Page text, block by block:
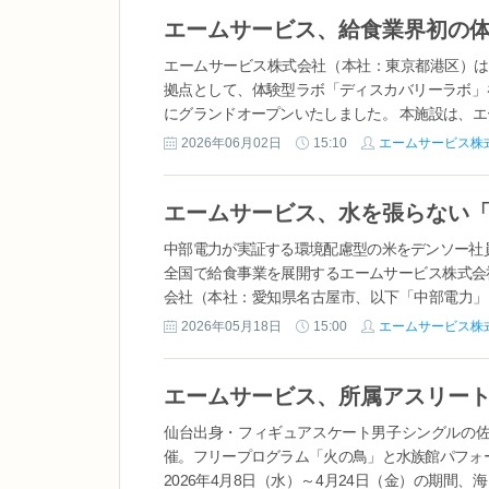
エームサービス株式会社（本社：東京都港区）
拠点として、体験型ラボ「ディスカバリーラボ
にグランドオープンいたしました。 本施設は、
2026年06月02日 15:10 エームサービス株
エームサービス、水を張らない
中部電力が実証する環境配慮型の米をデンソー社
全国で給食事業を展開するエームサービス株式
会社（本社：愛知県名古屋市、以下「中部電力
し、受託運営する株式会社デンソー（本社：愛
2026年05月18日 15:00 エームサービス株
仙台出身・フィギュアスケート男子シングルの
催。フリープログラム「火の鳥」と水族館パフ
2026年4月8日（水）～4月24日（金）の期間、